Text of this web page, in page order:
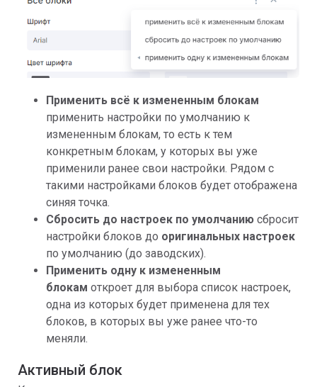
Применить всё к измененным блокам
применить настройки по умолчанию к
измененным блокам, то есть к тем
конкретным блокам, у которых вы уже
применили ранее свои настройки. Рядом с
такими настройками блоков будет отображена
синяя точка.
Сбросить до настроек по умолчанию сбросит
настройки блоков до оригинальных настроек
по умолчанию (до заводских).
Применить одну к измененным
блокам откроет для выбора список настроек,
одна из которых будет применена для тех
блоков, в которых вы уже ранее что-то
меняли.
Активный блок